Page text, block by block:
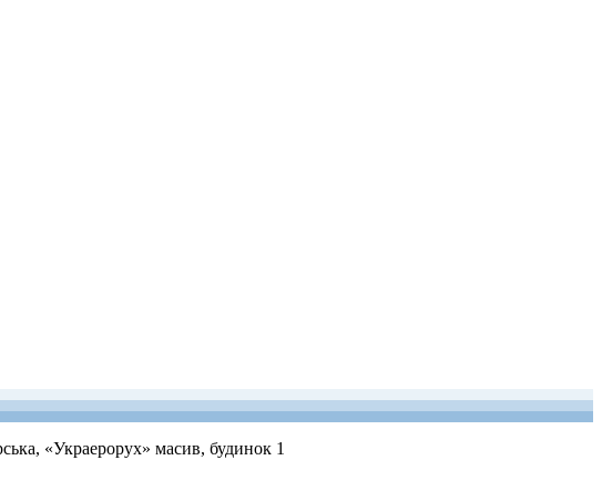
«Украерорух» масив, будинок 1